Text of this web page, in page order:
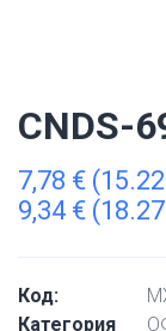
CNDS-
7,78 €
9,34 €
Код:
Категория